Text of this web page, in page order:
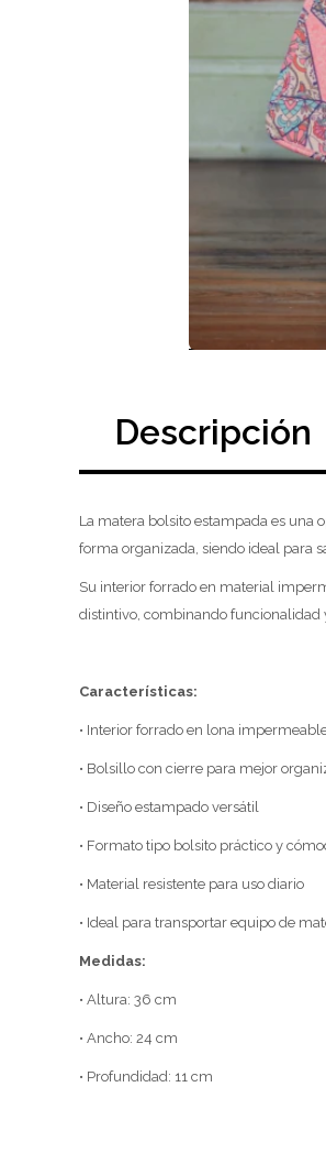
Descripción
La matera bolsito estampada es una
forma organizada, siendo ideal para
Su interior forrado en material
distintivo, combinando funcionalidad
Características:
• Interior forrado en lona
• Bolsillo con cierre para mejor
• Diseño estampado versátil
• Formato tipo bolsito práctico y
• Material resistente para uso diario
• Ideal para transportar equipo de
Medidas:
• Altura: 36 cm
• Ancho: 24 cm
• Profundidad: 11 cm